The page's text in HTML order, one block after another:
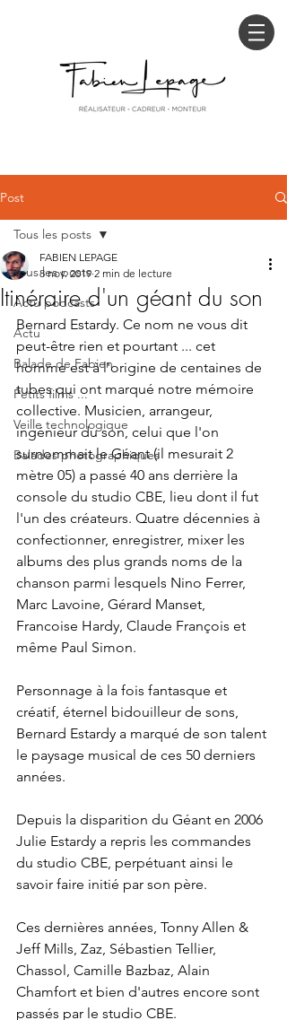
Post
Tous les posts
Actu podcasts
Actu
Balade de Fabien
Petits films ...
Veille technologique
Balades photographiques
Tous les posts
Itinéraire d'un géant du son
FABIEN LEPAGE
8 nov. 2019 2 min de lecture
Bernard Estardy. Ce nom ne vous dit
peut-être rien et pourtant ... cet
homme est à l'origine de centaines de
tubes qui ont marqué notre mémoire
collective. Musicien, arrangeur,
ingénieur du son, celui que l'on
surnommait le Géant (il mesurait 2
mètre 05) a passé 40 ans derrière la
console du studio CBE, lieu dont il fut
l'un des créateurs. Quatre décennies à
confectionner, enregistrer, mixer les
albums des plus grands noms de la
chanson parmi lesquels Nino Ferrer,
Marc Lavoine, Gérard Manset,
Francoise Hardy, Claude François et
même Paul Simon.
Personnage à la fois fantasque et
créatif, éternel bidouilleur de sons,
Bernard Estardy a marqué de son talent
le paysage musical de ces 50 derniers
années.
Depuis la disparition du Géant en 2006
Julie Estardy a repris les commandes
du studio CBE, perpétuant ainsi le
savoir faire initié par son père.
Ces dernières années, Tonny Allen &
Jeff Mills, Zaz, Sébastien Tellier,
Chassol, Camille Bazbaz, Alain
Chamfort et bien d'autres encore sont
passés par le studio CBE.